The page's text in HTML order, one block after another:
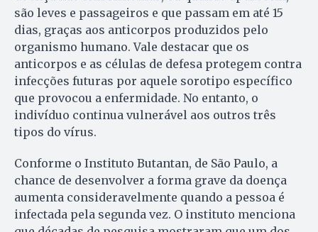
são leves e passageiros e que passam em até 15
dias, graças aos anticorpos produzidos pelo
organismo humano. Vale destacar que os
anticorpos e as células de defesa protegem contra
infecções futuras por aquele sorotipo específico
que provocou a enfermidade. No entanto, o
indivíduo continua vulnerável aos outros três
tipos do vírus.
Conforme o Instituto Butantan, de São Paulo, a
chance de desenvolver a forma grave da doença
aumenta consideravelmente quando a pessoa é
infectada pela segunda vez. O instituto menciona